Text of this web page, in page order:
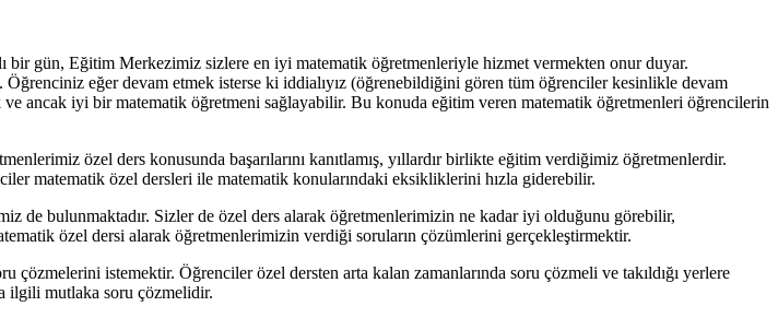
bir gün, Eğitim Merkezimiz sizlere en iyi matematik öğretmenleriyle hizmet vermekten onur duyar.
eğer devam etmek isterse ki iddialıyız (öğrenebildiğini gören tüm öğrenciler kesinlikle devam
ve ancak iyi bir matematik öğretmeni sağlayabilir. Bu konuda eğitim veren matematik öğretmenleri öğrencilerin
özel ders konusunda başarılarını kanıtlamış, yıllardır birlikte eğitim verdiğimiz öğretmenlerdir.
matematik özel dersleri ile matematik konularındaki eksikliklerini hızla giderebilir.
de bulunmaktadır. Sizler de özel ders alarak öğretmenlerimizin ne kadar iyi olduğunu görebilir,
özel dersi alarak öğretmenlerimizin verdiği soruların çözümlerini gerçekleştirmektir.
çözmelerini istemektir. Öğrenciler özel dersten arta kalan zamanlarında soru çözmeli ve takıldığı yerlere
ilgili mutlaka soru çözmelidir.